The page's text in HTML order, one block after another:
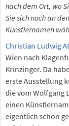
nach dem Ort, wo
Sie sich noch an
Künstlernamen
Christian Ludwig
Wien nach
Krinzinger. Da
erste Ausstellung
die vom Wolfgang
einen
eigentlich schon